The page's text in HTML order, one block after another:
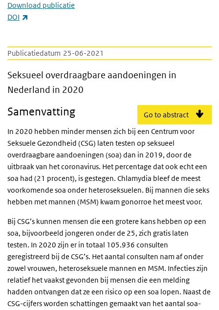
Publicatiedatum 25-06-2021
Seksueel overdraagbare aandoeningen in
Seksueel overdraagbare aandoeningen in
Nederland in 2020
Go to abstract
Samenvatting
In 2020 hebben minder mensen zich bij een Centrum voor
Seksuele Gezondheid (CSG) laten testen op seksueel
overdraagbare aandoeningen (soa) dan in 2019, door de
uitbraak van het coronavirus. Het percentage dat ook echt een
soa had (21 procent), is gestegen. Chlamydia bleef de meest
voorkomende soa onder heteroseksuelen. Bij mannen die seks
hebben met mannen (MSM) kwam gonorroe het meest voor.
Bij CSG’s kunnen mensen die een grotere kans hebben op een
soa, bijvoorbeeld jongeren onder de 25, zich gratis laten
testen. In 2020 zijn er in totaal 105.936 consulten
geregistreerd bij de CSG’s. Het aantal consulten nam af onder
zowel vrouwen, heteroseksuele mannen en MSM. Infecties zijn
relatief het vaakst gevonden bij mensen die een melding
hadden ontvangen dat ze een risico op een soa lopen. Naast de
CSG-cijfers worden schattingen gemaakt van het aantal soa-
Download publicatie
DOI